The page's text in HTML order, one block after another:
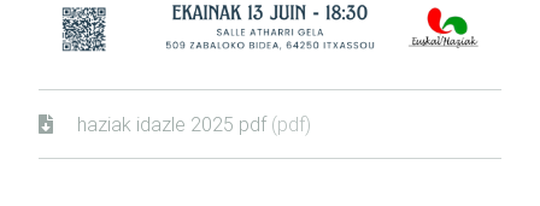
haziak idazle 2025 pdf (pdf)